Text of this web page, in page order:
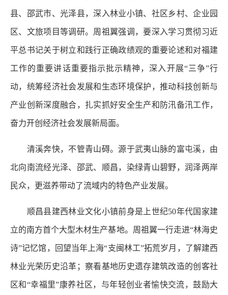
县、邵武市、光泽县，深入林业小镇、社区乡村、企业园
区、文旅项目等调研。周祖翼强调，要深入学习贯彻习近
平总书记关于树立和践行正确政绩观的重要论述和对福建
工作的重要讲话重要指示批示精神，深入开展“三争”行
动，统筹经济社会发展和生态环境保护，推动科技创新与
产业创新深度融合，扎实抓好安全生产和防汛备汛工作，
奋力开创经济社会发展新局面。
清溪奔快，不管青山碍。源于武夷山脉的富屯溪，由
北向南流经光泽、邵武、顺昌，染绿青山碧野，润泽两岸
民众，更滋养带动了流域内的特色产业发展。
顺昌县建西林业文化小镇前身是上世纪50年代国家建
立的南方首个大型木材生产基地。周祖翼一行走进“林海史
诗”记忆馆，回望当年上海“支闽林工”拓荒岁月，了解建西
林业光荣历史沿革；察看基地历史遗存建筑改造的创客社
区和“幸福里”康养社区，与年轻创业者愉快交流，鼓励大